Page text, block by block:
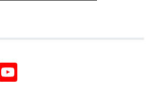
Twitter